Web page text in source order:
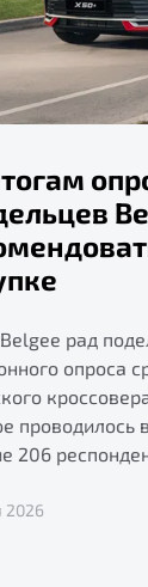
рад
опроса
проводилось
206
2026